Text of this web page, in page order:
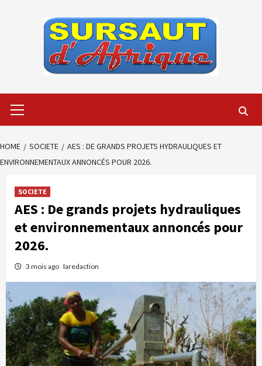
Menu
HOME SOCIETE
AES : DE GRANDS PROJETS HYDRAULIQUES ET
ENVIRONNEMENTAUX ANNONCÉS POUR 2026.
SOCIETE
AES : De grands projets hydrauliques
et environnementaux annoncés pour
2026.
3 mois ago laredaction